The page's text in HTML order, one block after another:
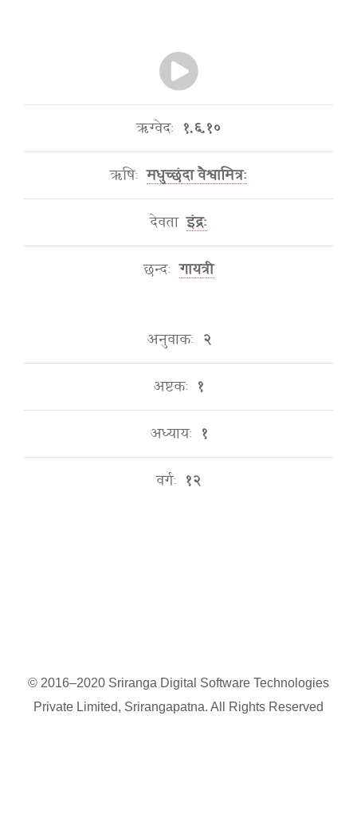
ऋग्वेदः १.६.१०
ऋषिः मधुच्छंदा वैश्वामित्रः
देवता इंद्रः
छन्दः गायत्री
अनुवाकः २
अष्टकः १
अध्यायः १
वर्गः १२
© 2016–2020 Sriranga Digital Software Technologies
Private Limited, Srirangapatna. All Rights Reserved